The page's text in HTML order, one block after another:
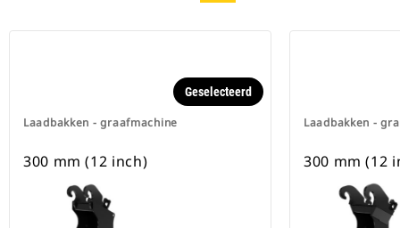
Laadbakken - graafmachine
Geselecteerd
300 mm (12 inch)
Laadbakken -
300 mm (12